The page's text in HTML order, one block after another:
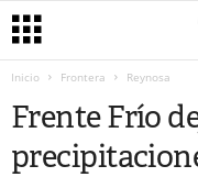
Inicio Frontera Reynosa
Frente Frío